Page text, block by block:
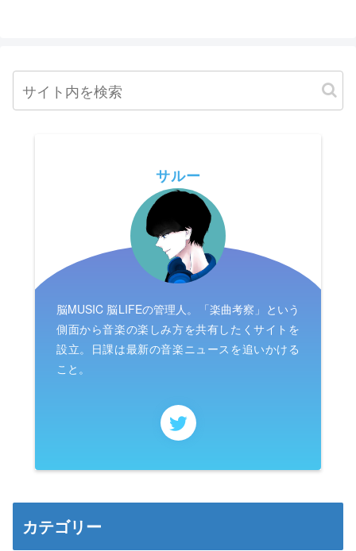
サルー
脳MUSIC 脳LIFEの管理人。「楽曲考察」という
側面から音楽の楽しみ方を共有したくサイトを
設立。日課は最新の音楽ニュースを追いかける
こと。
カテゴリー